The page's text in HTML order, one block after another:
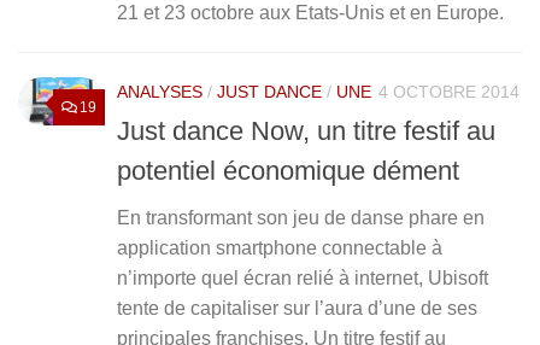
21 et 23 octobre aux Etats-Unis et en Europe.
19
ANALYSES / JUST DANCE / UNE 4 OCTOBRE 2014
Just dance Now, un titre festif au
potentiel économique dément
En transformant son jeu de danse phare en
application smartphone connectable à
n’importe quel écran relié à internet, Ubisoft
tente de capitaliser sur l’aura d’une de ses
principales franchises. Un titre festif au